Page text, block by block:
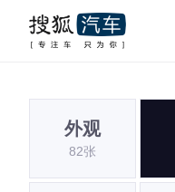
外观
82张